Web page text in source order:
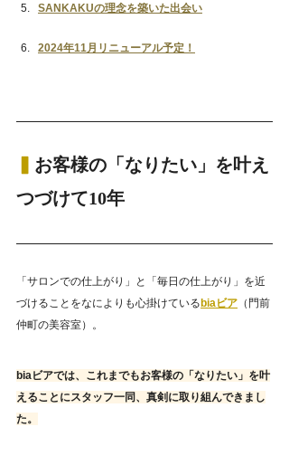
SANKAKUの理念を築いた出会い
2024年11月リニューアル予定！
お客様の「なりたい」を叶え
つづけて10年
「サロンでの仕上がり」と「毎日の仕上がり」を近
づけることをなによりも心掛けているbiaビア （門前
仲町の美容室）。
biaビアでは、これまでもお客様の「なりたい」を叶
えることにスタッフ一同、真剣に取り組んできまし
た。